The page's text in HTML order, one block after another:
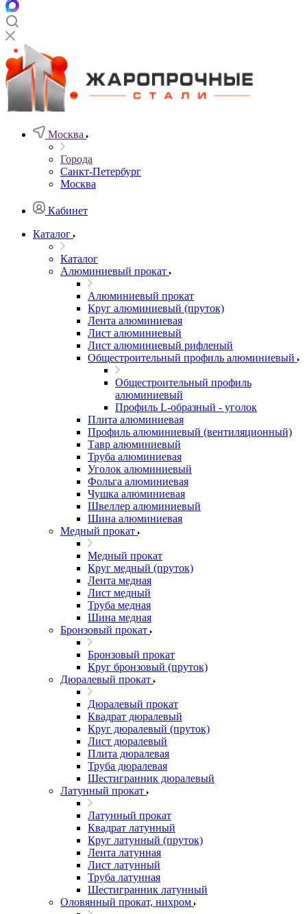
Москва
Города
Санкт-Петербург
Москва
Кабинет
Каталог
Каталог
Алюминиевый прокат
Алюминиевый прокат
Круг алюминиевый (пруток)
Лента алюминиевая
Лист алюминиевый
Лист алюминиевый рифленый
Общестроительный профиль алюминиевый
Общестроительный профиль
алюминиевый
Профиль L-образный - уголок
Плита алюминиевая
Профиль алюминиевый (вентиляционный)
Тавр алюминиевый
Труба алюминиевая
Уголок алюминиевый
Фольга алюминиевая
Чушка алюминиевая
Швеллер алюминиевый
Шина алюминиевая
Медный прокат
Медный прокат
Круг медный (пруток)
Лента медная
Лист медный
Труба медная
Шина медная
Бронзовый прокат
Бронзовый прокат
Круг бронзовый (пруток)
Дюралевый прокат
Дюралевый прокат
Квадрат дюралевый
Круг дюралевый (пруток)
Лист дюралевый
Плита дюралевая
Труба дюралевая
Шестигранник дюралевый
Латунный прокат
Латунный прокат
Квадрат латунный
Круг латунный (пруток)
Лента латунная
Лист латунный
Труба латунная
Шестигранник латунный
Оловянный прокат, нихром